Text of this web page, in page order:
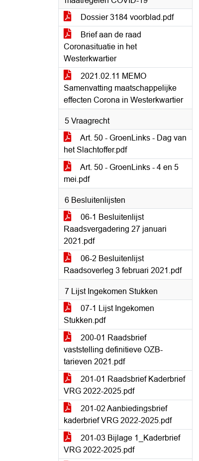
Dossier 3184 voorblad.pdf
Brief aan de raad
Coronasituatie in het
Westerkwartier
2021.02.11 MEMO
Samenvatting maatschappelijke
effecten Corona in Westerkwartier
5 Vraagrecht
Art. 50 - GroenLinks - Dag van
het Slachtoffer.pdf
Art. 50 - GroenLinks - 4 en 5
mei.pdf
6 Besluitenlijsten
06-1 Besluitenlijst
Raadsvergadering 27 januari
2021.pdf
06-2 Besluitenlijst
Raadsoverleg 3 februari 2021.pdf
7 Lijst Ingekomen Stukken
07-1 Lijst Ingekomen
Stukken.pdf
200-01 Raadsbrief
vaststelling definitieve OZB-
tarieven 2021.pdf
201-01 Raadsbrief Kaderbrief
VRG 2022-2025.pdf
201-02 Aanbiedingsbrief
kaderbrief VRG 2022-2025.pdf
201-03 Bijlage 1_Kaderbrief
VRG 2022-2025.pdf